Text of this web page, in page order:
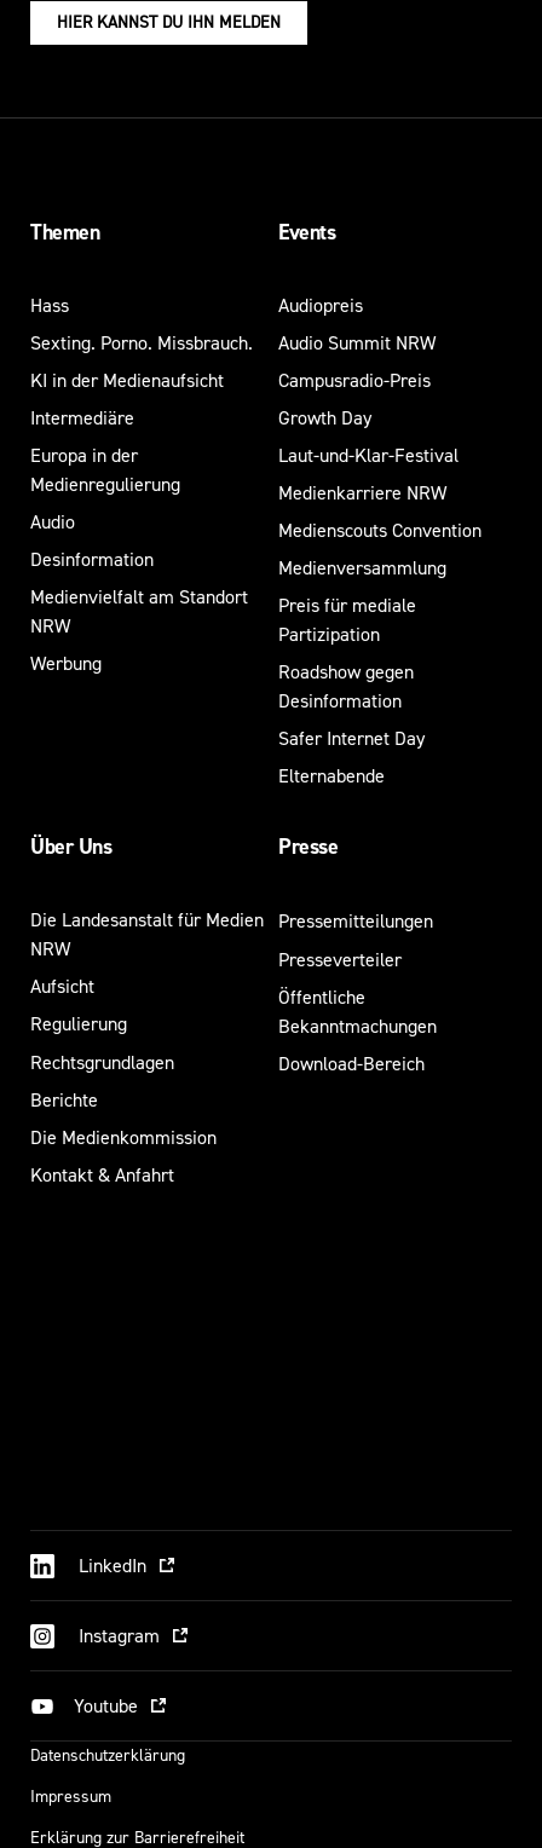
HIER KANNST DU IHN MELDEN
Themen
Hass
Sexting. Porno. Missbrauch.
KI in der Medienaufsicht
Intermediäre
Europa in der
Medienregulierung
Audio
Desinformation
Medienvielfalt am Standort
NRW
Werbung
Events
Audiopreis
Audio Summit NRW
Campusradio-Preis
Growth Day
Laut-und-Klar-Festival
Medienkarriere NRW
Medienscouts Convention
Medienversammlung
Preis für mediale
Partizipation
Roadshow gegen
Desinformation
Safer Internet Day
Elternabende
Über Uns
Die Landesanstalt für Medien
NRW
Aufsicht
Regulierung
Rechtsgrundlagen
Berichte
Die Medienkommission
Kontakt & Anfahrt
Presse
Pressemitteilungen
Presseverteiler
Öffentliche
Bekanntmachungen
Download-Bereich
LinkedIn
Instagram
Youtube
Datenschutzerklärung
Impressum
Erklärung zur Barrierefreiheit